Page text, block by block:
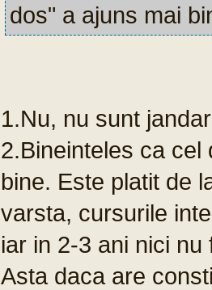
dos" a ajuns mai
1.Nu, nu sunt
2.Bineinteles ca
bine. Este platit de
varsta, cursurile
iar in 2-3 ani nici
Asta daca are